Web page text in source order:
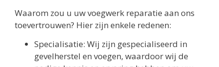
Waarom zou u uw voegwerk reparatie aan ons
toevertrouwen? Hier zijn enkele redenen:
Specialisatie: Wij zijn gespecialiseerd in
gevelherstel en voegen, waardoor wij de